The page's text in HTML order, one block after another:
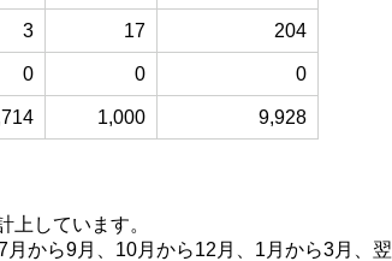
3 17 204
0 0 0
1,000 9,928
上しています。
から9月、10月から12月、1月から3月、翌